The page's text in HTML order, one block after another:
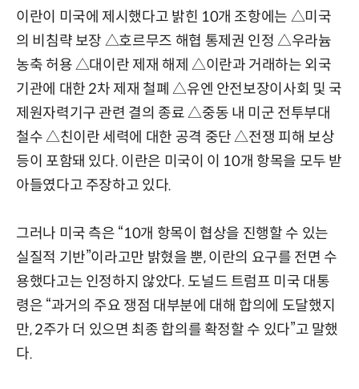
이란이 미국에 제시했다고 밝힌 10개 조항에는 △미국
의 비침략 보장 △호르무즈 해협 통제권 인정 △우라늄
농축 허용 △대이란 제재 해제 △이란과 거래하는 외국
기관에 대한 2차 제재 철폐 △유엔 안전보장이사회 및 국
제원자력기구 관련 결의 종료 △중동 내 미군 전투부대
철수 △친이란 세력에 대한 공격 중단 △전쟁 피해 보상
등이 포함돼 있다. 이란은 미국이 이 10개 항목을 모두 받
아들였다고 주장하고 있다.
그러나 미국 측은 “10개 항목이 협상을 진행할 수 있는
실질적 기반”이라고만 밝혔을 뿐, 이란의 요구를 전면 수
용했다고는 인정하지 않았다. 도널드 트럼프 미국 대통
령은 “과거의 주요 쟁점 대부분에 대해 합의에 도달했지
만, 2주가 더 있으면 최종 합의를 확정할 수 있다”고 말했
다.